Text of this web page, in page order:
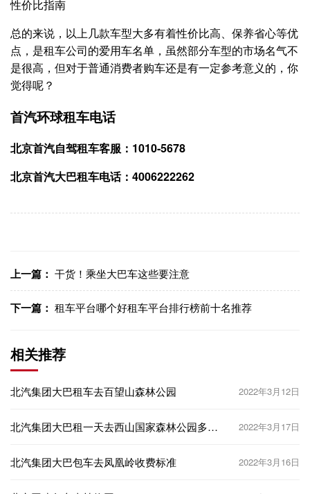
总的来说，以上几款车型大多有着性价比高、保养省心等优
点，是租车公司的爱用车名单，虽然部分车型的市场名气不
是很高，但对于普通消费者购车还是有一定参考意义的，你
觉得呢？
首汽环球租车电话
北京首汽自驾租车客服：1010-5678
北京首汽大巴租车电话：4006222262
上一篇： 干货！乘坐大巴车这些要注意
下一篇： 租车平台哪个好租车平台排行榜前十名推荐
相关推荐
北汽集团大巴租车去百望山森林公园 2022年3月12日
北汽集团大巴租一天去西山国家森林公园多少
2022年3月17日
北汽集团大巴包车去凤凰岭收费标准 2022年3月16日